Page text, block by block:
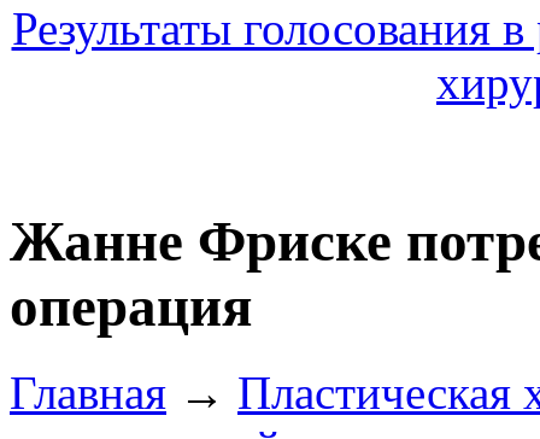
Результаты голосования
Жанне Фриске
операция
Главная → Пластическая